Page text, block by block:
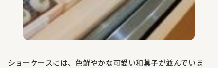
ショーケースには、色鮮やかな可愛い和菓子が並んでいま